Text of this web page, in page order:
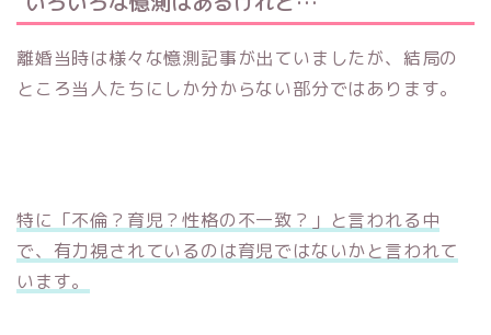
離婚当時は様々な憶測記事が出ていましたが、結局の
ところ当人たちにしか分からない部分ではあります。
特に「不倫？育児？性格の不一致？」と言われる中
で、有力視されているのは育児ではないかと言われて
います。